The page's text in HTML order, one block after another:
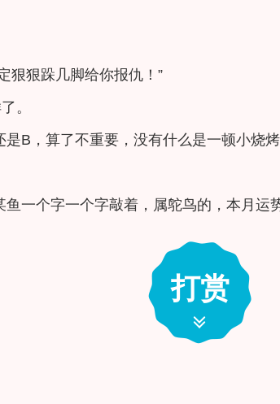
狠狠跺几脚给你报仇！”
。
是B，算了不重要，没有什么是一顿小烧
一个字一个字敲着，属鸵鸟的，本月运
打赏